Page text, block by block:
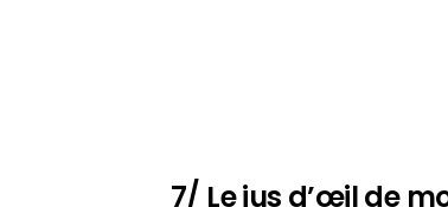
7/ Le jus d’œil de